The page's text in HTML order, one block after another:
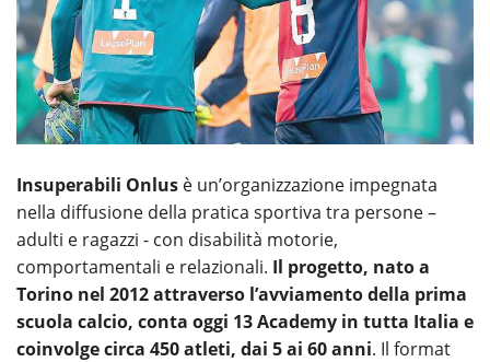
Insuperabili Onlus è un’organizzazione impegnata
nella diffusione della pratica sportiva tra persone –
adulti e ragazzi - con disabilità motorie,
comportamentali e relazionali. Il progetto, nato a
Torino nel 2012 attraverso l’avviamento della prima
scuola calcio, conta oggi 13 Academy in tutta Italia e
coinvolge circa 450 atleti, dai 5 ai 60 anni. Il format